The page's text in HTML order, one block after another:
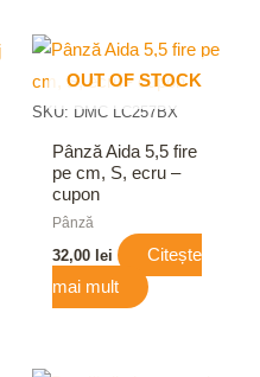
OUT OF STOCK
SKU: DMC LC257BX
Pânză Aida 5,5 fire
pe cm, S, ecru –
cupon
Pânză
32,00 lei
Citește
mai mult